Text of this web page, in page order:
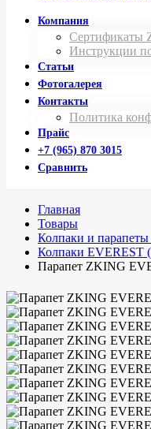
Компания
Сертификаты
Инструкции
Статьи
Фотогалерея
Контакты
Политика
Прайс
+7 (965) 870 3015
Сравнить
Главная
Товары
Колпаки и
Колпаки EVEREST
Парапет ZKING